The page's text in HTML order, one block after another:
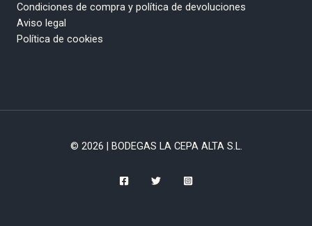
Condiciones de compra y política de devoluciones
Aviso legal
Política de cookies
© 2026 | BODEGAS LA CEPA ALTA S.L.